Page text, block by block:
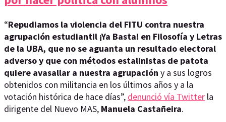
“Repudiamos la violencia del FITU contra nuestra
agrupación estudiantil ¡Ya Basta! en Filosofía y Letras
de la UBA, que no se aguanta un resultado electoral
adverso y que con métodos estalinistas de patota
quiere avasallar a nuestra agrupación y a sus logros
obtenidos con militancia en los últimos años y a la
votación histórica de hace días”, denunció vía Twitter la
dirigente del Nuevo MAS, Manuela Castañeira.